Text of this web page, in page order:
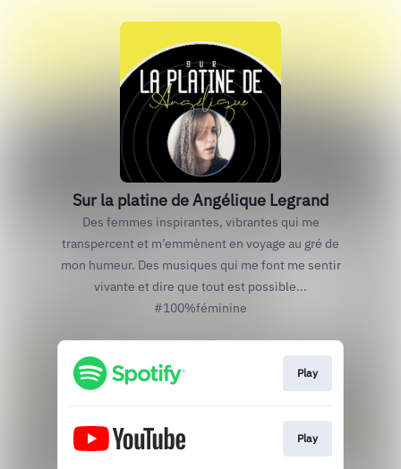
Sur la platine de Angélique Legrand
Des femmes inspirantes, vibrantes qui me
transpercent et m’emmènent en voyage au gré de
mon humeur. Des musiques qui me font me sentir
vivante et dire que tout est possible...
#100%féminine
Play
Play